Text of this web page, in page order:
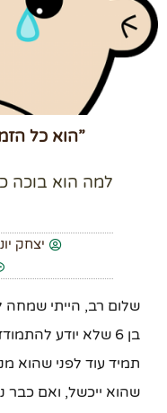
”הוא כל
למה הוא בוכה
יצחק
שלום רב, הייתי
בן 6 שלא יודע
תמיד עוד לפני שהוא
שהוא ייכשל, ואם כבר